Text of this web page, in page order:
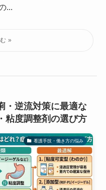
...
・逆流対策に最適な
粘度調整剤の選び方
看護手技・働き方の悩み